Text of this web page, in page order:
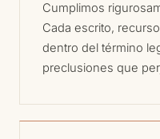
Cumplimos
Cada escrito,
dentro del término
preclusiones que